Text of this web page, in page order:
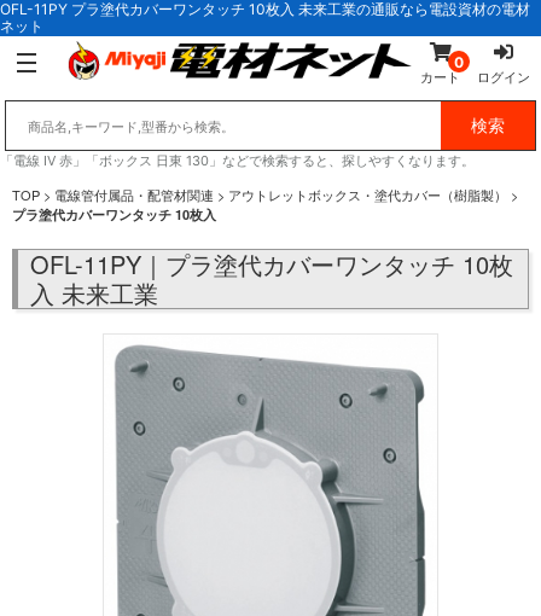
OFL-11PY プラ塗代カバーワンタッチ 10枚入 未来工業の通販なら電設資材の電材
ネット
0
カート ログイン
「電線 IV 赤」「ボックス 日東 130」などで検索すると、探しやすくなります。
TOP > 電線管付属品・配管材関連 > アウトレットボックス・塗代カバー（樹脂製） >
プラ塗代カバーワンタッチ 10枚入
OFL-11PY｜プラ塗代カバーワンタッチ 10枚
入 未来工業